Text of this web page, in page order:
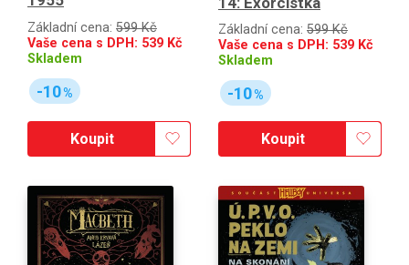
Základní cena: 599 Kč
Vaše cena s DPH: 539 Kč
Skladem
-10%
Koupit
Základní cena: 599 Kč
Vaše cena s DPH: 539 Kč
Skladem
-10%
Koupit